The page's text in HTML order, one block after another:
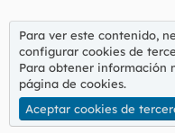
Yo diría que hasta ha
Para ver este contenido,
configurar cookies de
Para obtener información
página de cookies.
Aceptar cookies de